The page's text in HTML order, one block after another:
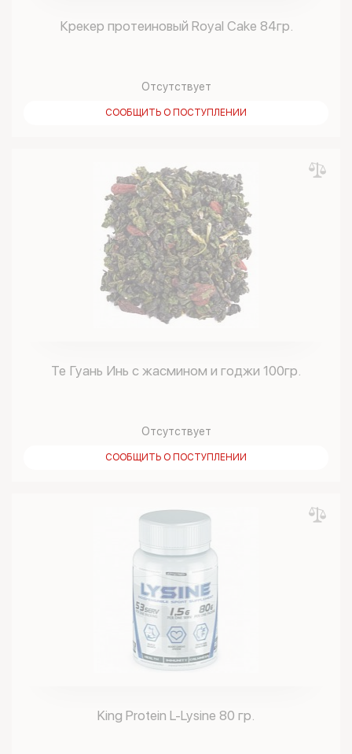
Крекер протеиновый Royal Cake 84гр.
Отсутствует
СООБЩИТЬ О ПОСТУПЛЕНИИ
Те Гуань Инь с жасмином и годжи 100гр.
Отсутствует
СООБЩИТЬ О ПОСТУПЛЕНИИ
King Protein L-Lysine 80 гр.